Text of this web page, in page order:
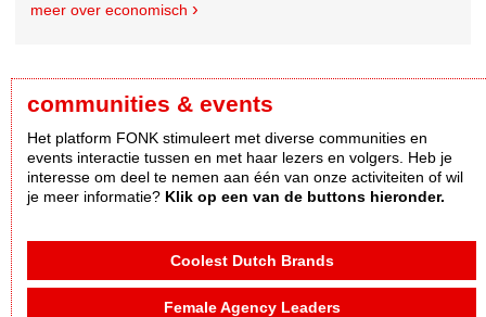
meer over economisch
communities & events
Het platform FONK stimuleert met diverse communities en
events interactie tussen en met haar lezers en volgers. Heb je
interesse om deel te nemen aan één van onze activiteiten of wil
je meer informatie? Klik op een van de buttons hieronder.
Coolest Dutch Brands
Female Agency Leaders